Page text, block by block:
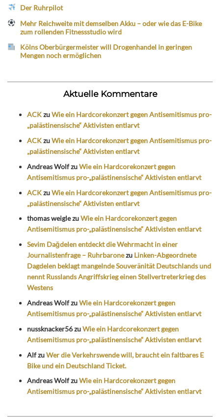
Der Ruhrpilot
Mehr Reichweite mit demselben Akku – oder wie das E-Bike
zum rollenden Fitnessstudio wird
Kölns Oberbürgermeister will Drogenhandel in geringen
Mengen noch ermöglichen
Aktuelle Kommentare
ACKzuWie ein Hardcorekonzert gegen Antisemitismus pro-
„palästinensische“ Aktivisten entlarvt
ACKzuWie ein Hardcorekonzert gegen Antisemitismus pro-
„palästinensische“ Aktivisten entlarvt
Andreas WolfzuWie ein Hardcorekonzert gegen
Antisemitismus pro-„palästinensische“ Aktivisten entlarvt
ACKzuWie ein Hardcorekonzert gegen Antisemitismus pro-
„palästinensische“ Aktivisten entlarvt
thomas weiglezuWie ein Hardcorekonzert gegen
Antisemitismus pro-„palästinensische“ Aktivisten entlarvt
Sevim Dağdelen entdeckt die Wehrmacht in einer
Journalistenfrage – Ruhrbaronezu Linken-Abgeordnete
Dagdelen beklagt mangelnde Souveränität Deutschlands und
nennt Russlands Angriffskrieg einen Stellvertreterkrieg des
Westens
Andreas WolfzuWie ein Hardcorekonzert gegen
Antisemitismus pro-„palästinensische“ Aktivisten entlarvt
nussknacker56zuWie ein Hardcorekonzert gegen
Antisemitismus pro-„palästinensische“ Aktivisten entlarvt
AlfzuWer die Verkehrswende will, braucht ein faltbares E
Bike und ein Deutschland Ticket.
Andreas WolfzuWie ein Hardcorekonzert gegen
Antisemitismus pro-„palästinensische“ Aktivisten entlarvt